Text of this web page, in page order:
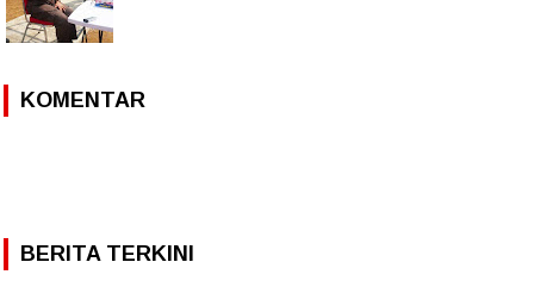
KOMENTAR
BERITA TERKINI